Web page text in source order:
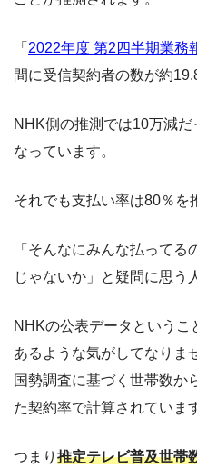
「 2022年度 第2四半期業務
間に受信契約者の数が約
NHK側の推測では10万減
なっています。
それでも支払い率は80％を
「そんなにみんな払って
じゃないか」と疑問に思う
NHKの公表データという
あるような気がしてなりま
国勢調査に基づく世帯数か
た契約率で計算されていま
つまり 推定テレビ普及世帯